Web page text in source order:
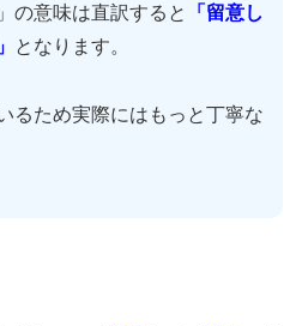
の意味は直訳すると
「留意し
となります。
るため実際にはもっと丁寧な